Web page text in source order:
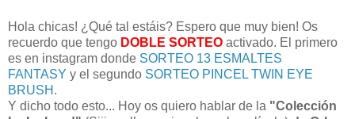
Hola chicas! ¿Qué tal estáis? Espero que muy bien! Os
recuerdo que tengo DOBLE SORTEO activado. El primero
es en instagram donde SORTEO 13 ESMALTES
FANTASY y el segundo SORTEO PINCEL TWIN EYE
BRUSH .
Y dicho todo esto... Hoy os quiero hablar de la "Colección